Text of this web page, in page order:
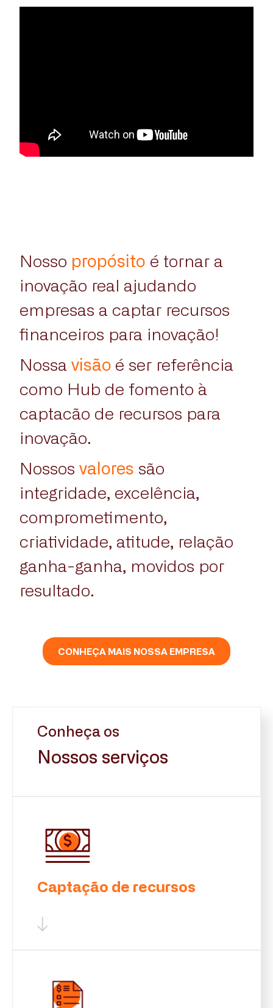
Nosso propósito é tornar a
inovação real ajudando
empresas a captar recursos
financeiros para inovação!
Nossa visão é ser referência
como Hub de fomento à
captacão de recursos para
inovação.
Nossos valores são
integridade, excelência,
comprometimento,
criatividade, atitude, relação
ganha-ganha, movidos por
resultado.
CONHEÇA MAIS NOSSA EMPRESA
Conheça os
Nossos serviços
Captação de recursos